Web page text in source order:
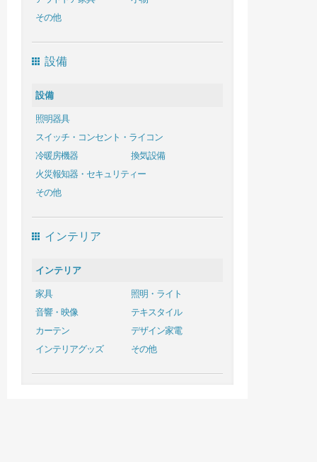
その他
設備
設備
照明器具
スイッチ・コンセント・ライコン
冷暖房機器
換気設備
火災報知器・セキュリティー
その他
インテリア
インテリア
家具
照明・ライト
音響・映像
テキスタイル
カーテン
デザイン家電
インテリアグッズ
その他